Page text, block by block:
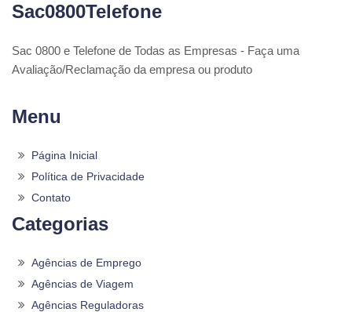
Sac0800Telefone
Sac 0800 e Telefone de Todas as Empresas - Faça uma
Avaliação/Reclamação da empresa ou produto
Menu
Página Inicial
Política de Privacidade
Contato
Categorias
Agências de Emprego
Agências de Viagem
Agências Reguladoras